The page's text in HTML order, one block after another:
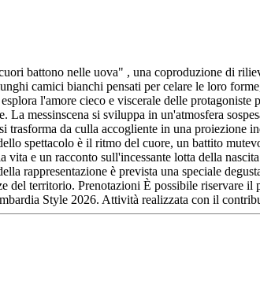
battono nelle uova" , una coproduzione di
camici bianchi pensati per celare le loro
l'amore cieco e viscerale delle
messinscena si sviluppa in un'atmosfera
da culla accogliente in una proiezione
spettacolo è il ritmo del cuore, un battito
e un racconto sull'incessante lotta della
rappresentazione è prevista una speciale
territorio. Prenotazioni È possibile riservare
Style 2026. Attività realizzata con il